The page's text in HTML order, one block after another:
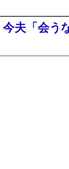
夫「会う